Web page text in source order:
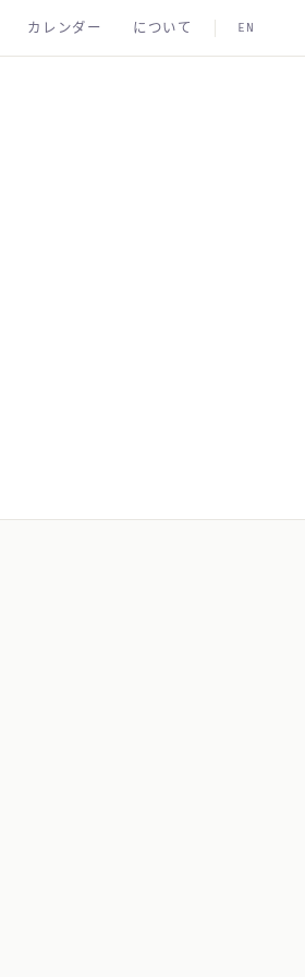
カレンダー について EN